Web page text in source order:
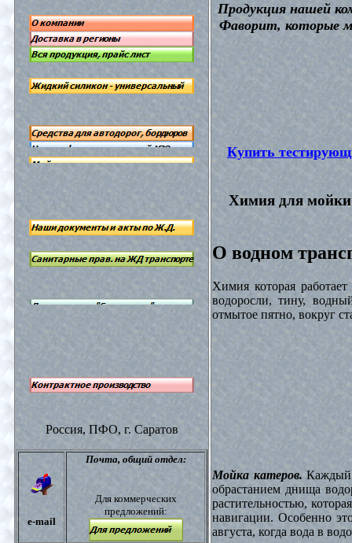
Россия, ПФО, г. Саратов
e-mail
Почта, общий отдел:
Для коммерческих
предложений:
Продукция нашей
Фаворит, которые
Купить
Химия для мойки
О водном
Химия которая
водоросли, тину,
отмытое пятно, вокруг
Мойка катеров.Каждый
обрастанием днища
растительностью,
навигации. Особенно
августа, когда вода в